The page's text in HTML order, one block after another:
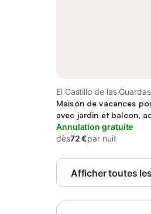
El Castillo de las
de Séville
Maison de vacances
avec jardin et balcon,
familles
Annulation gratuite
dès72 €par nuit
Afficher toutes